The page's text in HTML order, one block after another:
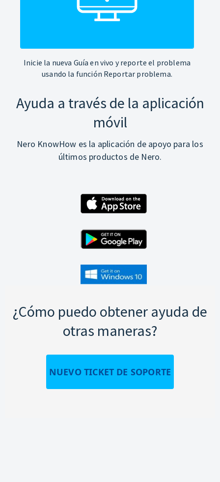
Inicie la nueva Guía en vivo y reporte el problema
usando la función Reportar problema.
Ayuda a través de la aplicación
móvil
Nero KnowHow es la aplicación de apoyo para los
últimos productos de Nero.
¿Cómo puedo obtener ayuda de
otras maneras?
NUEVO TICKET DE SOPORTE